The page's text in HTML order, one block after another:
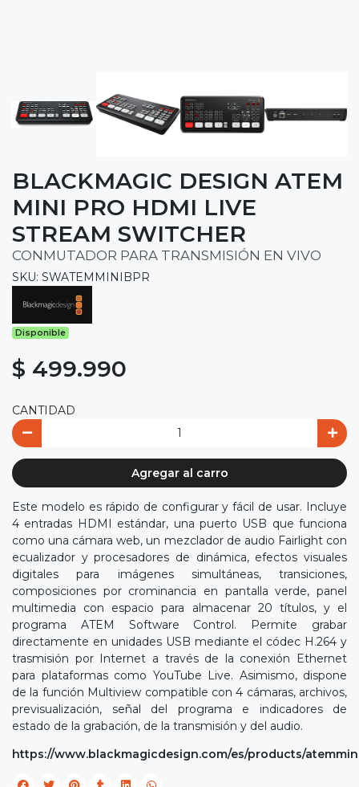
BLACKMAGIC DESIGN ATEM
MINI PRO HDMI LIVE
STREAM SWITCHER
CONMUTADOR PARA TRANSMISIÓN EN VIVO
SKU: SWATEMMINIBPR
Disponible
$ 499.990
CANTIDAD
Agregar al carro
Este modelo es rápido de configurar y fácil de usar. Incluye
4 entradas HDMI estándar, una puerto USB que funciona
como una cámara web, un mezclador de audio Fairlight con
ecualizador y procesadores de dinámica, efectos visuales
digitales para imágenes simultáneas, transiciones,
composiciones por crominancia en pantalla verde, panel
multimedia con espacio para almacenar 20 títulos, y el
programa ATEM Software Control. Permite grabar
directamente en unidades USB mediante el códec H.264 y
trasmisión por Internet a través de la conexión Ethernet
para plataformas como YouTube Live. Asimismo, dispone
de la función Multiview compatible con 4 cámaras, archivos,
previsualización, señal del programa e indicadores de
estado de la grabación, de la transmisión y del audio.
https://www.blackmagicdesign.com/es/products/